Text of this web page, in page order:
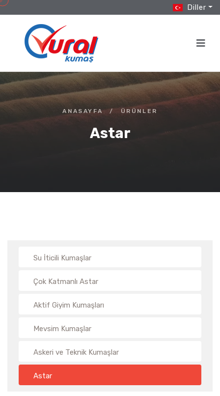
Diller
ANASAYFA / ÜRÜNLER
Astar
Su İticili Kumaşlar
Çok Katmanlı Astar
Aktif Giyim Kumaşları
Mevsim Kumaşlar
Askeri ve Teknik Kumaşlar
Astar